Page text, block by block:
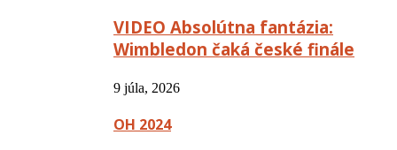
VIDEO Absolútna fantázia:
Wimbledon čaká české finále
9 júla, 2026
OH 2024